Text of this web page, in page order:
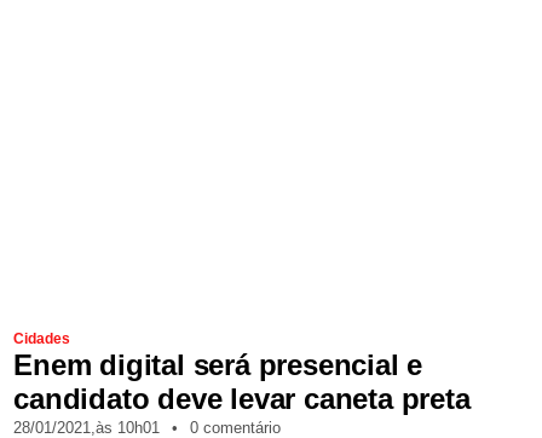
Cidades
Enem digital será presencial e
candidato deve levar caneta preta
28/01/2021,às 10h01 • 0 comentário